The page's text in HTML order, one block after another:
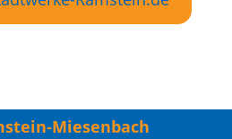
Miesenbach